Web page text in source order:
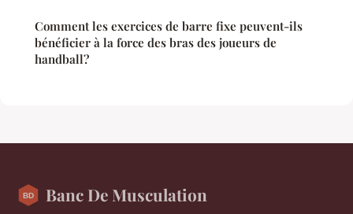
Comment les exercices de barre fixe peuvent-ils
bénéficier à la force des bras des joueurs de
handball?
Banc De Musculation